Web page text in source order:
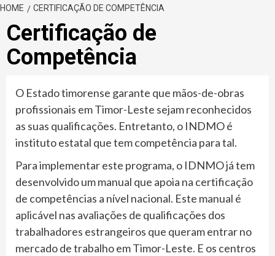
HOME CERTIFICAÇÃO DE COMPETÊNCIA
Certificação de
Competência
O Estado timorense garante que mãos-de-obras
profissionais em Timor-Leste sejam reconhecidos
as suas qualificações. Entretanto, o INDMO é
instituto estatal que tem competência para tal.
Para implementar este programa, o IDNMO já tem
desenvolvido um manual que apoia na certificação
de competências a nível nacional. Este manual é
aplicável nas avaliações de qualificações dos
trabalhadores estrangeiros que queram entrar no
mercado de trabalho em Timor-Leste. E os centros